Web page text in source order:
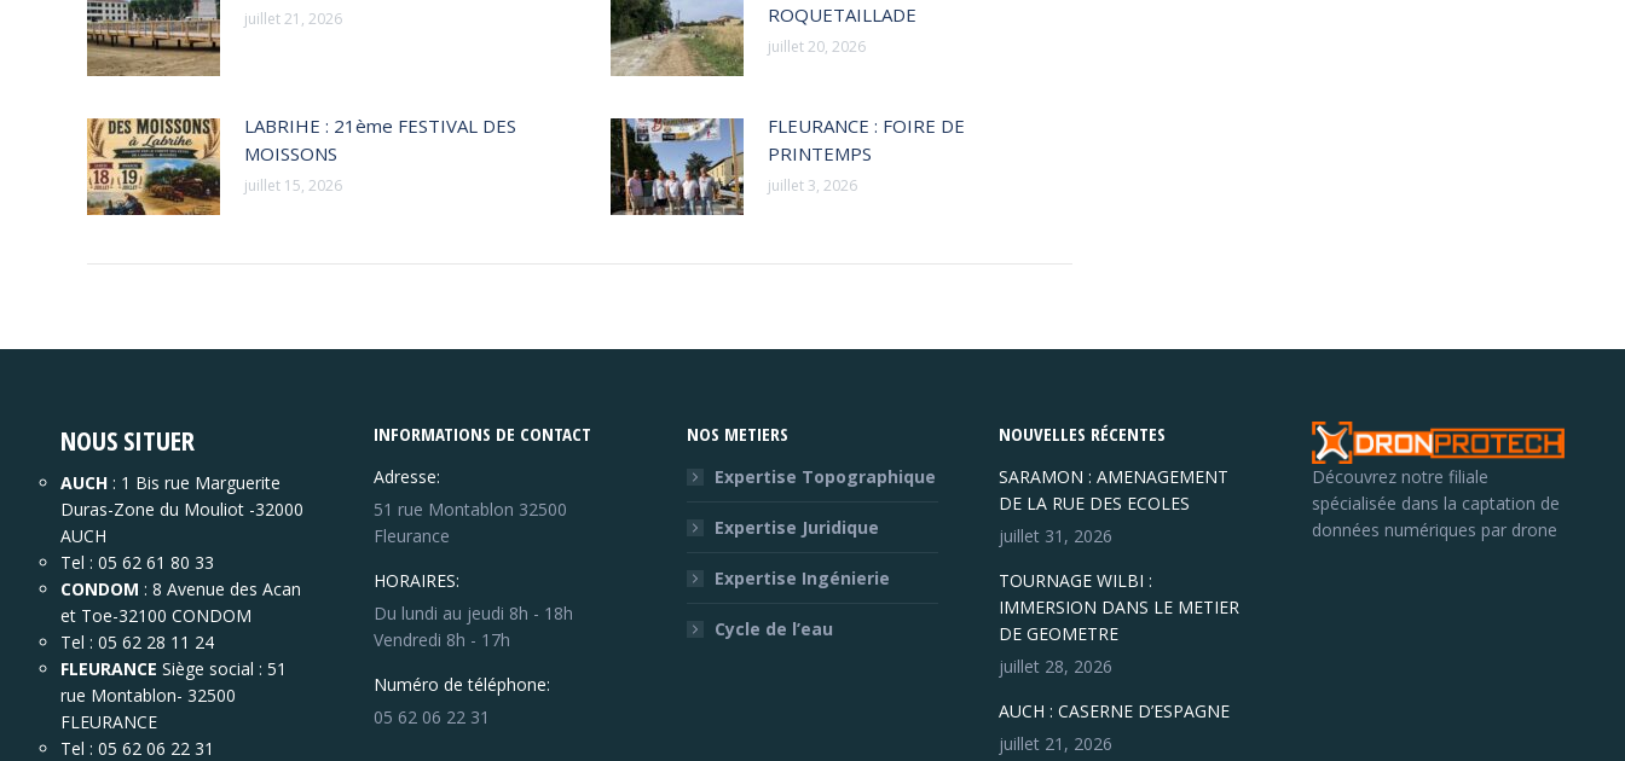
juillet 21, 2026
ROQUETAILLADE
juillet 20, 2026
LABRIHE : 21ème FESTIVAL DES
MOISSONS
juillet 15, 2026
FLEURANCE : FOIRE DE
PRINTEMPS
juillet 3, 2026
NOUS SITUER
AUCH : 1 Bis rue Marguerite
Duras-Zone du Mouliot -32000
AUCH
Tel : 05 62 61 80 33
CONDOM : 8 Avenue des Acan
et Toe-32100 CONDOM
Tel : 05 62 28 11 24
FLEURANCE Siège social : 51
rue Montablon- 32500
FLEURANCE
Tel : 05 62 06 22 31
INFORMATIONS DE CONTACT
Adresse:
51 rue Montablon 32500
Fleurance
HORAIRES:
Du lundi au jeudi 8h - 18h
Vendredi 8h - 17h
Numéro de téléphone:
05 62 06 22 31
NOS METIERS
Expertise Topographique
Expertise Juridique
Expertise Ingénierie
Cycle de l’eau
NOUVELLES RÉCENTES
SARAMON : AMENAGEMENT
DE LA RUE DES ECOLES
juillet 31, 2026
TOURNAGE WILBI :
IMMERSION DANS LE METIER
DE GEOMETRE
juillet 28, 2026
AUCH : CASERNE D’ESPAGNE
juillet 21, 2026
Découvrez notre filiale
spécialisée dans la captation de
données numériques par drone